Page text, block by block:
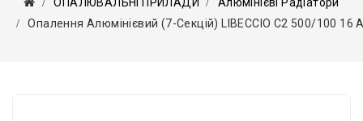
Опалення Алюмінієвий (7-Секцій) LIBECCIO C2 500/100 16